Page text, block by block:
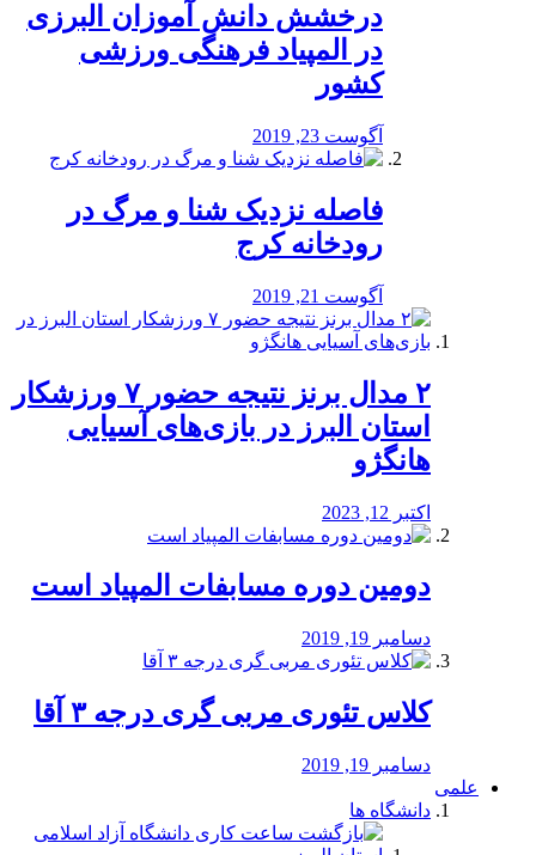
درخشش دانش آموزان البرزی
در المپیاد فرهنگی ورزشی
کشور
آگوست 23, 2019
️فاصله نزدیک شنا و مرگ در
رودخانه کرج
آگوست 21, 2019
۲ مدال برنز نتیجه حضور ۷ ورزشکار
استان البرز در بازی‌های آسیایی
هانگژو
اکتبر 12, 2023
دومین دوره مسابفات المپیاد است
دسامبر 19, 2019
کلاس تئوری مربی گری درجه ۳ آقا
دسامبر 19, 2019
علمی
دانشگاه ها